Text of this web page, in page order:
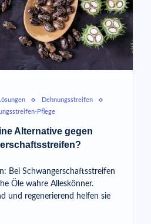
Dehnungsstreifen
Pflege
Alternative gegen
Bei Schwangerschaftsstreifen
Öle wahre Alleskönner.
und regenerierend helfen sie